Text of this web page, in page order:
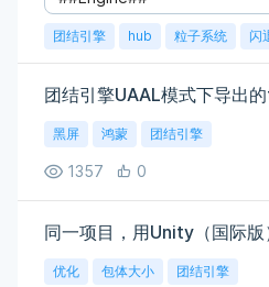
团结引擎 hub 粒子系统 闪
黑屏 鸿蒙 团结引擎
1357 0
优化 包体大小 团结引擎